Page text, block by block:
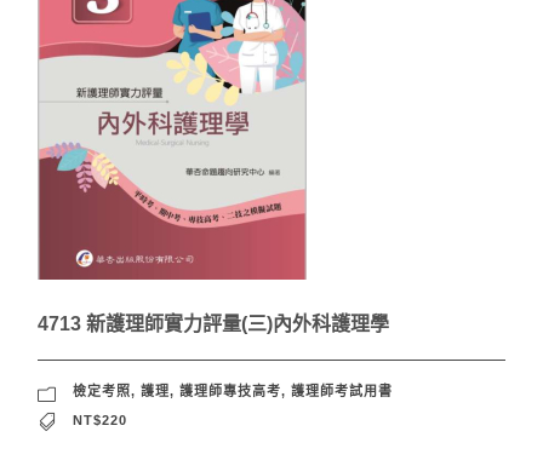
4713 新護理師實力評量(三)內外科護理學
檢定考照, 護理, 護理師專技高考, 護理師考試用書
NT$220